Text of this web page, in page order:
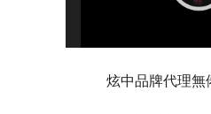
炫中品牌代理無